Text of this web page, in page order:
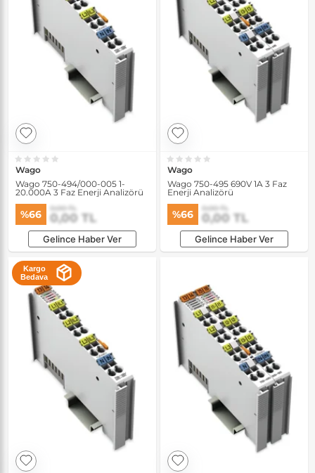
Wago
Wago 750-494/000-005 1-
20.000A 3 Faz Enerji Analizörü
%66 0,00 TL
0,00 TL
Gelince Haber Ver
Wago
Wago 750-495 690V 1A 3 Faz
Enerji Analizörü
%66 0,00 TL
0,00 TL
Gelince Haber Ver
Kargo
Bedava